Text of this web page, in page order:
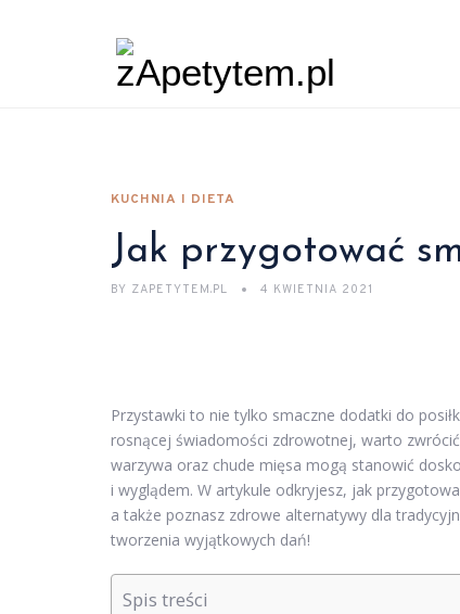
KUCHNIA I DIETA
Jak przygotować
BY ZAPETYTEM.PL 4 KWIETNIA 2021
Przystawki to nie tylko smaczne dodatki do
rosnącej świadomości zdrowotnej, warto
warzywa oraz chude mięsa mogą stanowić
i wyglądem. W artykule odkryjesz, jak
a także poznasz zdrowe alternatywy dla
tworzenia wyjątkowych dań!
Spis treści